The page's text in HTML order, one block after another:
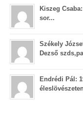
Kiszeg
sor...
Székely
Dezső
Endrédi Pál: